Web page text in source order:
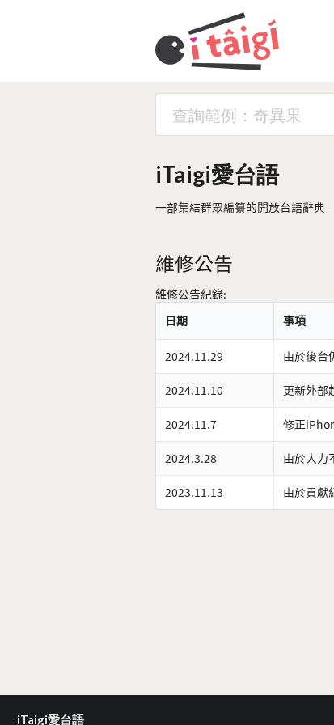
iTaigi愛台語
一部集結群眾編纂的開放台語辭典
維修公告
維修公告紀錄:
日期
事項
2024.11.29 由於後台
2024.11.10 更新外部
2024.11.7 修正
2024.3.28 由於人力
2023.11.13 由於貢獻
iTaigi愛台語